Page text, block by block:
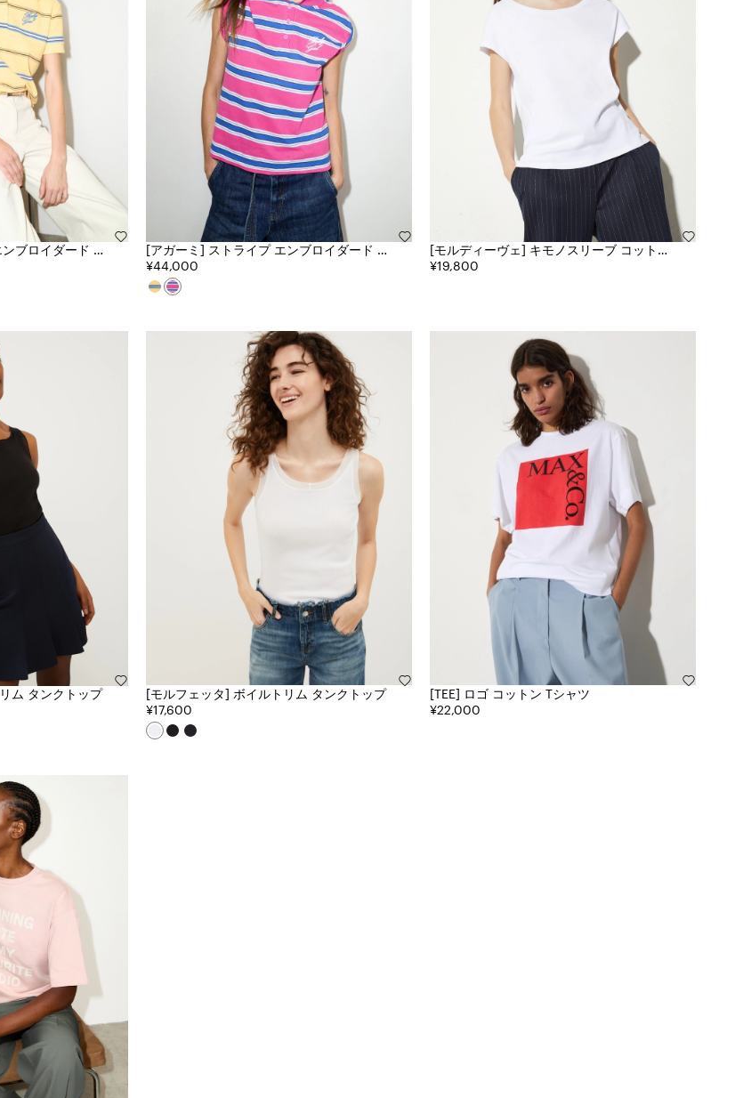
[アガーミ] ストライプ エンブロイダード ポ
ロ シャツ
¥44,000
[モルディーヴェ] キモノスリーブ コットン
ジャージー Tシャツ
¥19,800
ム タンクトップ
[モルフェッタ] ボイルトリム タンクトップ
¥17,600
[TEE] ロゴ コットン Tシャツ
¥22,000